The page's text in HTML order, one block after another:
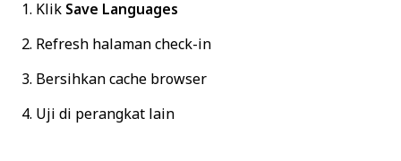
Klik Save Languages
Refresh halaman check-in
Bersihkan cache browser
Uji di perangkat lain